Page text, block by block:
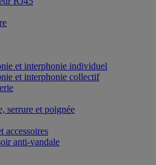
et interphonie individuel
et interphonie collectif
serrure et poignée
accessoires
anti-vandale